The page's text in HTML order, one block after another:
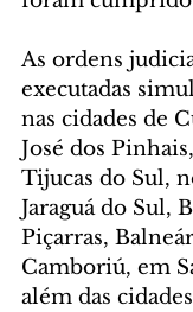
As ordens
executadas
nas cidades de
José dos
Tijucas do Sul,
Jaraguá do Sul,
Piçarras,
Camboriú, em
além das